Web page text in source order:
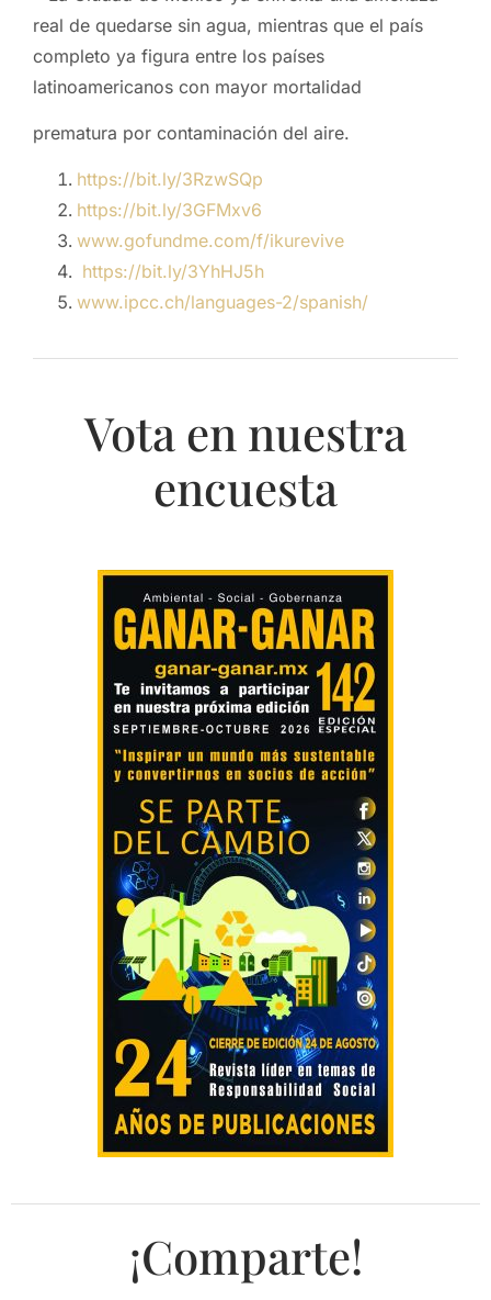
real de quedarse sin agua, mientras que el país
completo ya figura entre los países
latinoamericanos con mayor mortalidad
prematura por contaminación del aire.
https://bit.ly/3RzwSQp
https://bit.ly/3GFMxv6
www.gofundme.com/f/ikurevive
https://bit.ly/3YhHJ5h
www.ipcc.ch/languages-2/spanish/
Vota en nuestra
encuesta
¡Comparte!